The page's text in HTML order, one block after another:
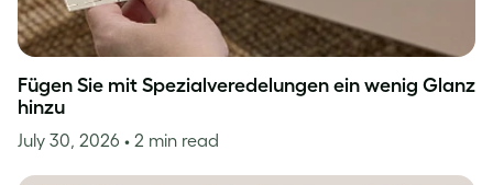
Fügen Sie mit Spezialveredelungen ein wenig Glanz
hinzu
July 30, 2026 • 2 min read